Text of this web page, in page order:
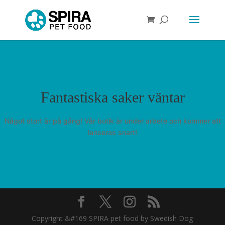
Fantastiska saker väntar
Något stort är på gång! Vår butik är under arbete och kommer att
lanseras snart!
Copyright &#169 SPIRA pet food by Swedish Dog